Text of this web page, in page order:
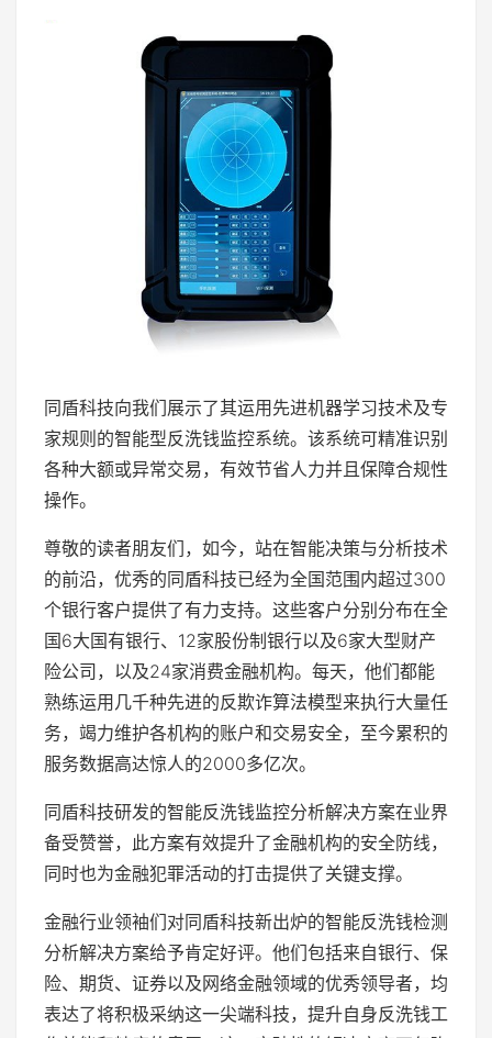
同盾科技向我们展示了其运用先进机器学习技术及专
家规则的智能型反洗钱监控系统。该系统可精准识别
各种大额或异常交易，有效节省人力并且保障合规性
操作。
尊敬的读者朋友们，如今，站在智能决策与分析技术
的前沿，优秀的同盾科技已经为全国范围内超过300
个银行客户提供了有力支持。这些客户分别分布在全
国6大国有银行、12家股份制银行以及6家大型财产
险公司，以及24家消费金融机构。每天，他们都能
熟练运用几千种先进的反欺诈算法模型来执行大量任
务，竭力维护各机构的账户和交易安全，至今累积的
服务数据高达惊人的2000多亿次。
同盾科技研发的智能反洗钱监控分析解决方案在业界
备受赞誉，此方案有效提升了金融机构的安全防线，
同时也为金融犯罪活动的打击提供了关键支撑。
金融行业领袖们对同盾科技新出炉的智能反洗钱检测
分析解决方案给予肯定好评。他们包括来自银行、保
险、期货、证券以及网络金融领域的优秀领导者，均
表达了将积极采纳这一尖端科技，提升自身反洗钱工